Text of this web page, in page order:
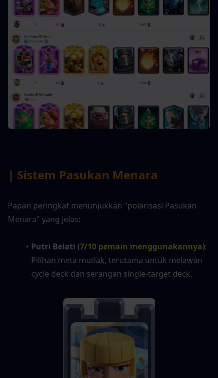
| Sistem Pasukan Menara
Papan peringkat menunjukkan "polarisasi Pasukan
Menara" yang jelas:
Putri Belati (7/10 pemain menggunakannya):
Pilihan meta mutlak, terutama untuk melawan
cycle deck dan serangan single-target deck.